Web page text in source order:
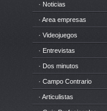
· Noticias
· Area empresas
· Videojuegos
· Entrevistas
· Dos minutos
· Campo Contrario
· Articulistas